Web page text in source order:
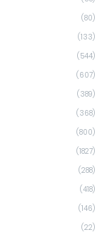
(80)
(133)
(544)
(607)
(389)
(368)
(800)
(1827)
(288)
(418)
(146)
(22)